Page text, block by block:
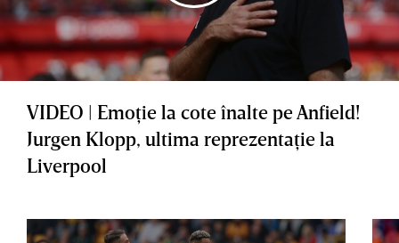
VIDEO | Emoţie la cote înalte pe Anfield!
Jurgen Klopp, ultima reprezentaţie la
Liverpool